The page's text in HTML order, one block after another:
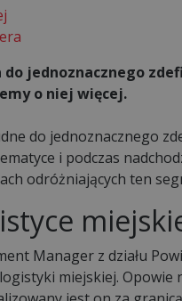
jednoznacznego
o niej więcej.
do jednoznacznego
i podczas
odróżniających ten
Manager z działu
miejskiej. Opowie